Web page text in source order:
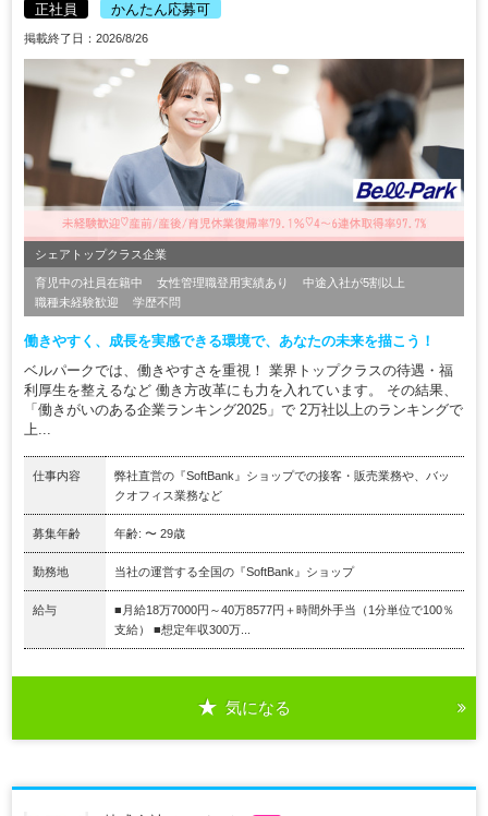
正社員 かんたん応募可
掲載終了日：2026/8/26
シェアトップクラス企業
育児中の社員在籍中 女性管理職登用実績あり
中途入社が5割以上
職種未経験歓迎
学歴不問
働きやすく、成長を実感できる環境で、あなたの未来を描こう！
ベルパークでは、働きやすさを重視！ 業界トップクラスの待遇・福
利厚生を整えるなど 働き方改革にも力を入れています。 その結果、
「働きがいのある企業ランキング2025」で 2万社以上のランキングで
上...
仕事内容
弊社直営の『SoftBank』ショップでの接客・販売業務や、バッ
クオフィス業務など
募集年齢 年齢: 〜 29歳
勤務地 当社の運営する全国の『SoftBank』ショップ
給与
■月給18万7000円～40万8577円＋時間外手当（1分単位で100％
支給） ■想定年収300万...
気になる